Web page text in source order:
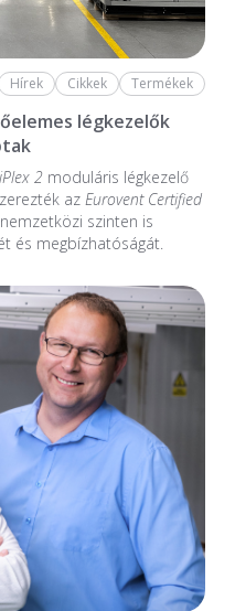
Hírek Cikkek Termékek
légkezelők
2moduláris légkezelő
az Eurovent Certified
szinten is
és megbízhatóságát.